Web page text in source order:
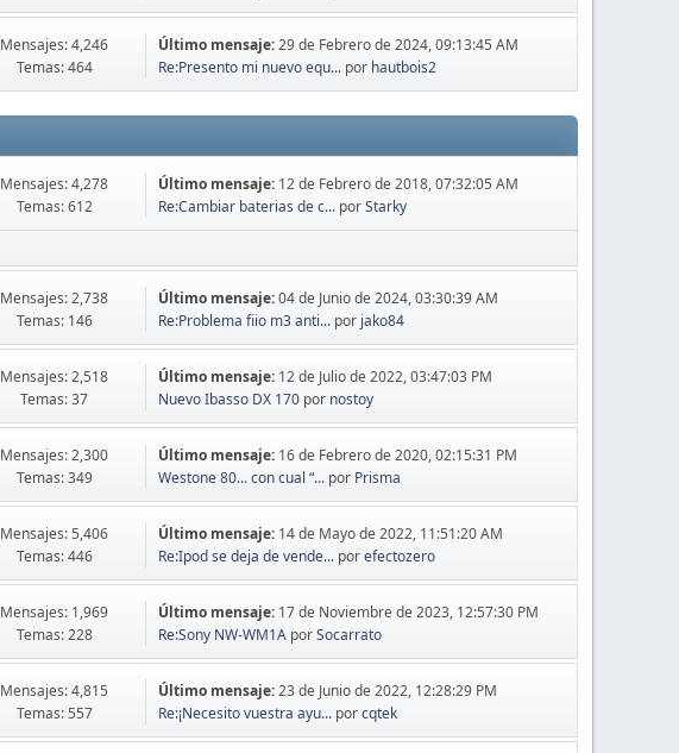
Mensajes: 4,246
Temas: 464
Último mensaje:29 de Febrero de 2024, 09:13:45 AM
Re:Presento mi nuevo equ... por hautbois2
Mensajes: 4,278
Temas: 612
Último mensaje: 12 de Febrero de 2018, 07:32:05 AM
Re:Cambiar baterias de c... porStarky
Mensajes: 2,738
Temas: 146
Último mensaje:04 de Junio de 2024, 03:30:39 AM
Re:Problema fiio m3 anti... por jako84
Mensajes: 2,518
Temas: 37
Último mensaje: 12 de Julio de 2022, 03:47:03 PM
Nuevo Ibasso DX 170 por nostoy
Mensajes: 2,300
Temas: 349
Último mensaje: 16 de Febrero de 2020, 02:15:31 PM
Westone 80... con cual “... por Prisma
Mensajes: 5,406
Temas: 446
Último mensaje: 14 de Mayo de 2022, 11:51:20 AM
Re:Ipod se deja de vende... porefectozero
Mensajes: 1,969
Temas: 228
Último mensaje: 17 de Noviembre de 2023, 12:57:30 PM
Re:Sony NW-WM1A porSocarrato
Mensajes: 4,815
Temas: 557
Último mensaje:23 de Junio de 2022, 12:28:29 PM
Re:¡Necesito vuestra ayu... porcqtek